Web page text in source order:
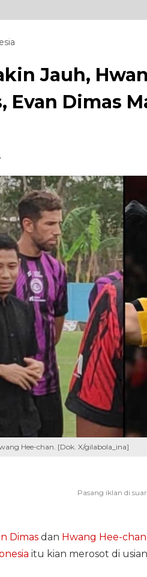
Jauh,
Evan Dimas
Hee-chan. [Dok. X/gilabola_ina]
Dimasdan Hwang Hee-chan
itu kian merosot di